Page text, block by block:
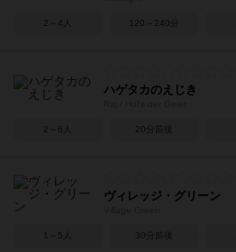
2～4人 120～240分
ハゲタカのえじき
2～6人 20分前後
ヴィレッジ・グリーン
1～5人 30分前後